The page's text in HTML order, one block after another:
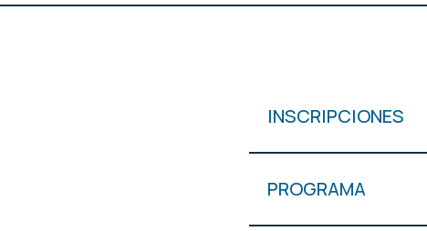
INSCRIPCIONES
PROGRAMA